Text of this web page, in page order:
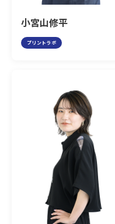
小宮山修平
プリントラボ